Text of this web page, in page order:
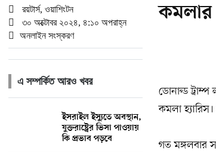
রয়টার্স, ওয়াশিংটন
৩০ অক্টোবর ২০২৪, ৪:১০ অপরাহ্ন
অনলাইন সংস্করণ
এ সম্পর্কিত আরও খবর
ইসরাইল ইস্যুতে অবস্থান,
যুক্তরাষ্ট্রের ভিসা পাওয়ায়
কি প্রভাব পড়বে
কমলার
ডোনাল্ড ট্রাম্প
কমলা
গত মঙ্গলবার